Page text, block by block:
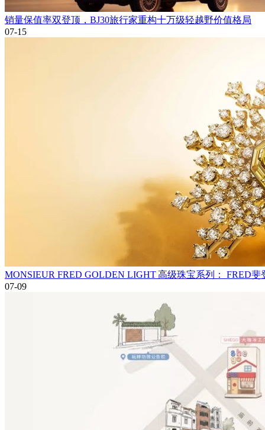
销量保值率双登顶，BJ30旅行家重构十万级轻越野价值格局
07-15
MONSIEUR FRED GOLDEN LIGHT 高级珠宝系列： FRED
07-09